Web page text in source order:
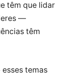
têm que lidar
—
têm
temas